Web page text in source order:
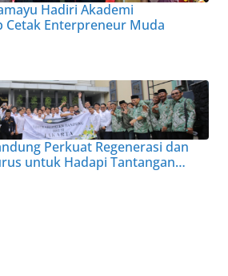
Hadiri Akademi
Cetak Enterpreneur Muda
Perkuat Regenerasi dan
untuk Hadapi Tantangan